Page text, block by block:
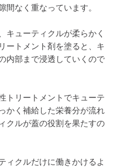
間なく重なっています。
キューティクルが柔らかく
ートメント剤を塗ると、キ
内部まで浸透していくので
トリートメントでキューテ
かく補給した栄養分が流れ
クルが蓋の役割を果たすの
ィクルだけに働きかけるよ